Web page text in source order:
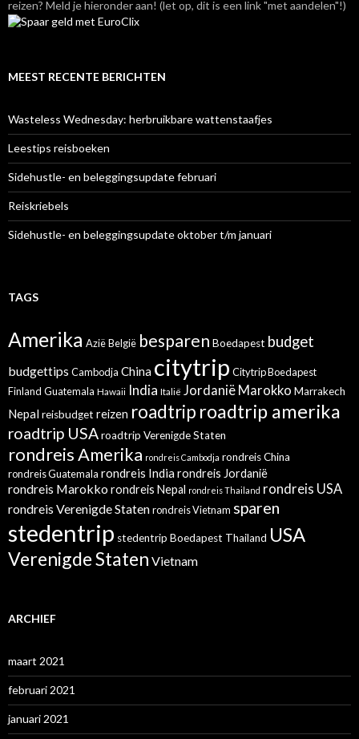
reizen? Meld je hieronder aan! (let op, dit is een link "met aandelen"!)
MEEST RECENTE BERICHTEN
Wasteless Wednesday: herbruikbare wattenstaafjes
Leestips reisboeken
Sidehustle- en beleggingsupdate februari
Reiskriebels
Sidehustle- en beleggingsupdate oktober t/m januari
TAGS
Amerika AziëBelgië besparen Boedapest budget
budgettips Cambodja China citytrip Citytrip Boedapest
Finland Guatemala Hawaii India Italië Jordanië Marokko Marrakech
Nepalreisbudget reizen roadtrip roadtrip amerika
roadtrip USAroadtrip Verenigde Staten
rondreis Amerika rondreis Cambodja rondreis China
rondreis Guatemala rondreis Indiarondreis Jordanië
rondreis Marokkorondreis Nepal rondreis Thailand rondreis USA
rondreis Verenigde Statenrondreis Vietnam sparen
stedentrip stedentrip Boedapest Thailand USA
Verenigde Staten Vietnam
ARCHIEF
maart 2021
februari 2021
januari 2021